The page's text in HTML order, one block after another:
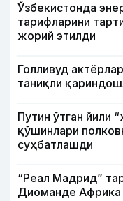
Ўзбекистонда
тарифларини
жорий этилди
Голливуд
таниқли
Путин ўтган йили
қўшинлари
суҳбатлашди
“Реал Мадрид”
Диоманде Африка